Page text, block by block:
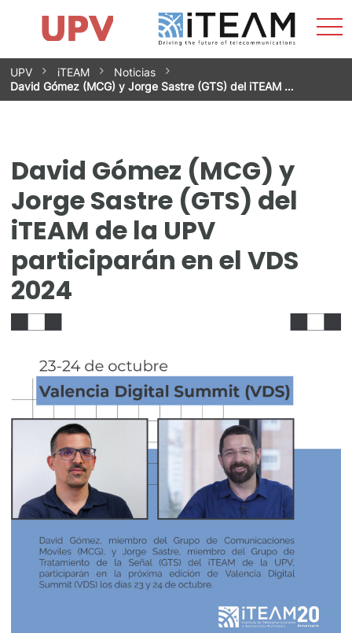
Saltar
contenido
Impacto
Grupos de investigación
Instalaciones
Spin-offs
Contacto
Prácticas
Noticias
Unidad de Igualdad
UPV iTEAM
Noticias
David Gómez (MCG) y Jorge Sastre (GTS) del iTEAM …
David Gómez (MCG) y
Jorge Sastre (GTS) del
iTEAM de la UPV
participarán en el VDS
2024